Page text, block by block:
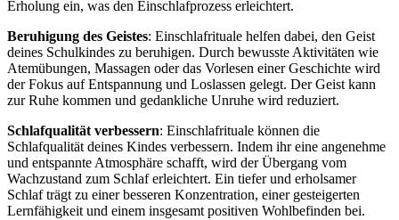
Erholung ein, was den Einschlafprozess erleichtert.
Beruhigung des Geistes: Einschlafrituale helfen dabei, den Geist
deines Schulkindes zu beruhigen. Durch bewusste Aktivitäten wie
Atemübungen, Massagen oder das Vorlesen einer Geschichte wird
der Fokus auf Entspannung und Loslassen gelegt. Der Geist kann
zur Ruhe kommen und gedankliche Unruhe wird reduziert.
Schlafqualität verbessern: Einschlafrituale können die
Schlafqualität deines Kindes verbessern. Indem ihr eine angenehme
und entspannte Atmosphäre schafft, wird der Übergang vom
Wachzustand zum Schlaf erleichtert. Ein tiefer und erholsamer
Schlaf trägt zu einer besseren Konzentration, einer gesteigerten
Lernfähigkeit und einem insgesamt positiven Wohlbefinden bei.